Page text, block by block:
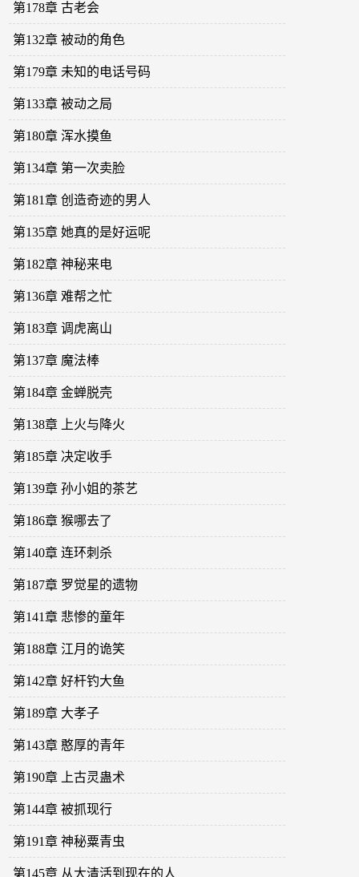
第178章 古老会
第132章 被动的角色
第179章 未知的电话号码
第133章 被动之局
第180章 浑水摸鱼
第134章 第一次卖脸
第181章 创造奇迹的男人
第135章 她真的是好运呢
第182章 神秘来电
第136章 难帮之忙
第183章 调虎离山
第137章 魔法棒
第184章 金蝉脱壳
第138章 上火与降火
第185章 决定收手
第139章 孙小姐的茶艺
第186章 猴哪去了
第140章 连环刺杀
第187章 罗觉星的遗物
第141章 悲惨的童年
第188章 江月的诡笑
第142章 好杆钓大鱼
第189章 大孝子
第143章 憨厚的青年
第190章 上古灵蛊术
第144章 被抓现行
第191章 神秘粟青虫
第145章 从大清活到现在的人